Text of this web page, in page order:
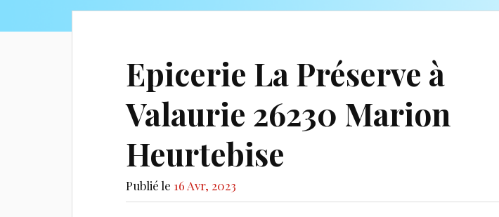
Epicerie La Préserve à
Valaurie 26230 Marion
Heurtebise
Publié le 16 Avr, 2023